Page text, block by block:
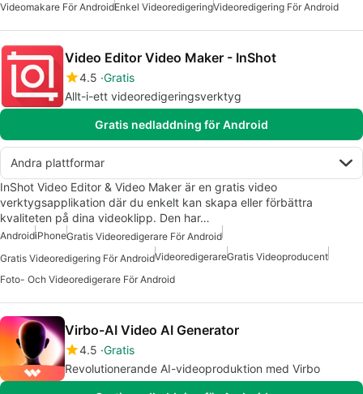
Videomakare För AndroidEnkel VideoredigeringVideoredigering För Android
Video Editor Video Maker - InShot
4.5 Gratis
Allt-i-ett videoredigeringsverktyg
Gratis nedladdning för Android
Andra plattformar
InShot Video Editor & Video Maker är en gratis video
verktygsapplikation där du enkelt kan skapa eller förbättra
kvaliteten på dina videoklipp. Den har…
AndroidiPhoneGratis Videoredigerare För Android
Gratis Videoredigering För AndroidVideoredigerareGratis Videoproducent
Foto- Och Videoredigerare För Android
Virbo-AI Video AI Generator
4.5 Gratis
Revolutionerande AI-videoproduktion med Virbo